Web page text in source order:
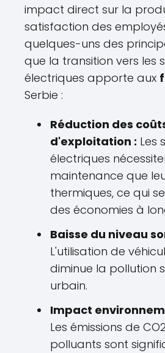
impact direct sur la
satisfaction des
quelques-uns des
que la transition vers les
électriques apporte aux
Serbie :
Réduction des
d'exploitation : Les
électriques
maintenance que
thermiques, ce qui
des économies à
Baisse du niveau
L'utilisation de
diminue la pollution
urbain.
Impact
Les émissions de
polluants sont